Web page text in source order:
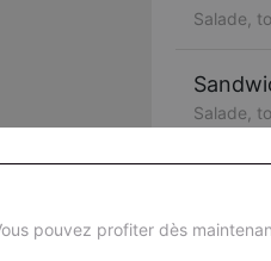
Salade,
Salade,
pouvez profiter dès